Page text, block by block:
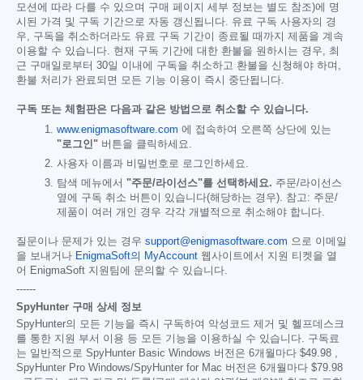
모션에 따라 다를 수 있으며 구매 페이지 세부 정보는 별도 참조)에 명
시된 가격 및 구독 기간으로 자동 갱신됩니다. 유료 구독 사용자의 경
우, 구독을 취소하더라도 유료 구독 기간이 종료될 때까지 제품을 계속
이용할 수 있습니다. 현재 구독 기간에 대한 환불을 원하시는 경우, 최
근 구매일로부터 30일 이내에 구독을 취소하고 환불을 신청해야 하며,
환불 처리가 완료되면 모든 기능 이용이 즉시 중단됩니다.
구독 또는 체험판은 다음과 같은 방법으로 취소할 수 있습니다.
www.enigmasoftware.com 에 접속하여 오른쪽 상단에 있는
"로그인" 버튼을 클릭하세요.
사용자 이름과 비밀번호로 로그인하세요.
탐색 메뉴에서 "주문/라이선스"를 선택하세요. 주문/라이선스
옆에 구독 취소 버튼이 있습니다(해당하는 경우). 참고: 주문/
제품이 여러 개인 경우 각각 개별적으로 취소해야 합니다.
질문이나 문제가 있는 경우 support@enigmasoftware.com 으로 이메일
을 보내거나 EnigmaSoft의 MyAccount 웹사이트에서 지원 티켓을 열
어 EnigmaSoft 지원팀에 문의할 수 있습니다.
------
SpyHunter 구매 상세 정보
SpyHunter의 모든 기능을 즉시 구독하여 악성코드 제거 및 헬프데스크
를 통한 지원 부서 이용 등 모든 기능을 이용하실 수 있습니다. 구독료
는 일반적으로 SpyHunter Basic Windows 버전은 6개월마다 $49.98 ,
SpyHunter Pro Windows/SpyHunter for Mac 버전은 6개월마다 $79.98